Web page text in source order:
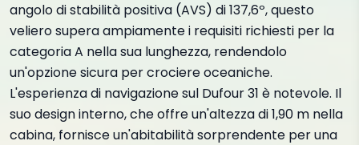
angolo di stabilità positiva (AVS) di 137,6º, questo
veliero supera ampiamente i requisiti richiesti per la
categoria A nella sua lunghezza, rendendolo
un'opzione sicura per crociere oceaniche.
L'esperienza di navigazione sul Dufour 31 è notevole. Il
suo design interno, che offre un'altezza di 1,90 m nella
cabina, fornisce un'abitabilità sorprendente per una